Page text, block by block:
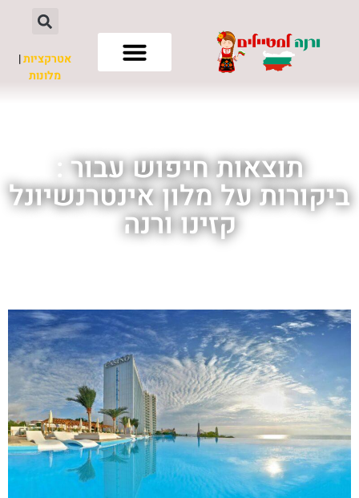
אטרקציות|
מלונות
תוצאות חיפוש עבור :
ביקורות על מלון אינטרנשיונל
קזינו ורנה